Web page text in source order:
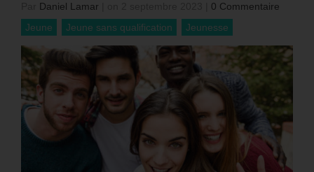
Daniel Lamar
0 Commentaire
Jeune
Jeune sans qualification Jeunesse